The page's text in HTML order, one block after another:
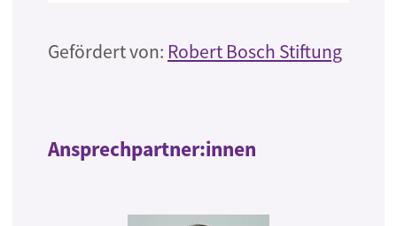
Gefördert von: Robert Bosch Stiftung
Ansprechpartner:innen